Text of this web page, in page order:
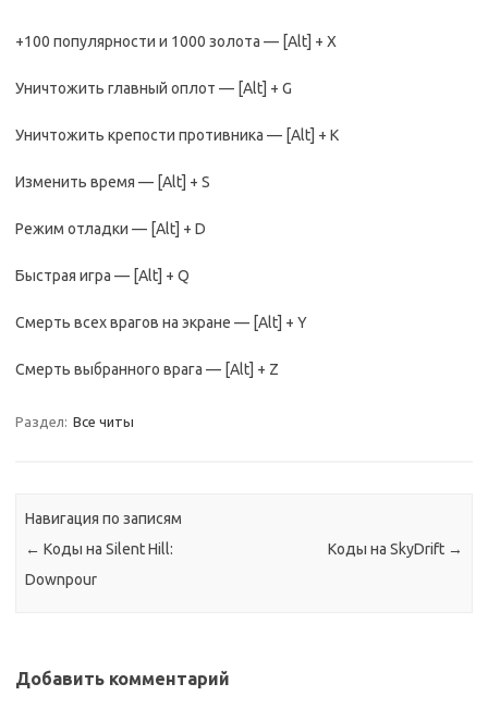
+100 популярности и 1000 золота — [Alt] + X
Уничтожить главный оплот — [Alt] + G
Уничтожить крепости противника — [Alt] + K
Изменить время — [Alt] + S
Режим отладки — [Alt] + D
Быстрая игра — [Alt] + Q
Смерть всех врагов на экране — [Alt] + Y
Смерть выбранного врага — [Alt] + Z
Раздел: Все читы
Навигация по записям
← Коды на Silent Hill:
Downpour
Коды на SkyDrift →
Добавить комментарий